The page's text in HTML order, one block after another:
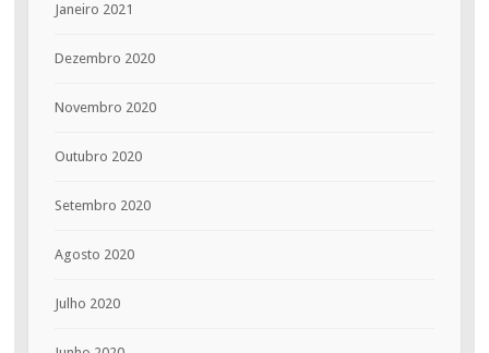
Janeiro 2021
Dezembro 2020
Novembro 2020
Outubro 2020
Setembro 2020
Agosto 2020
Julho 2020